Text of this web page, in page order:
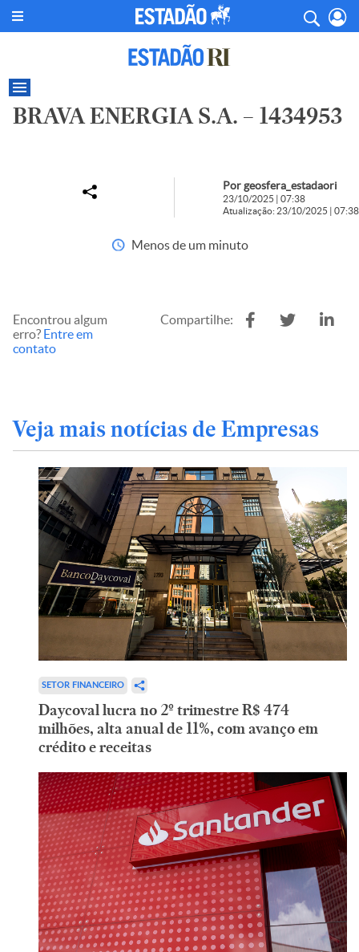
BRAVA ENERGIA S.A. – 1434953
Por geosfera_estadaori
23/10/2025 | 07:38
Atualização: 23/10/2025 | 07:38
Menos de um minuto
Encontrou algum
erro? Entre em
contato
Compartilhe:
Veja mais notícias de Empresas
SETOR FINANCEIRO
Daycoval lucra no 2º trimestre R$ 474
milhões, alta anual de 11%, com avanço em
crédito e receitas